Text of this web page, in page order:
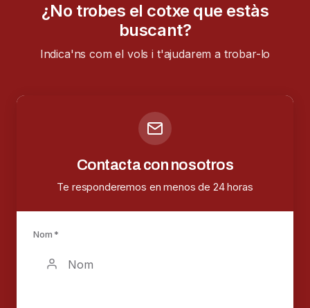
¿No trobes el cotxe que estàs
buscant?
Indica'ns com el vols i t'ajudarem a trobar-lo
Contacta con nosotros
Te responderemos en menos de 24 horas
Nom *